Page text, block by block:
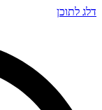
דלג לתוכן